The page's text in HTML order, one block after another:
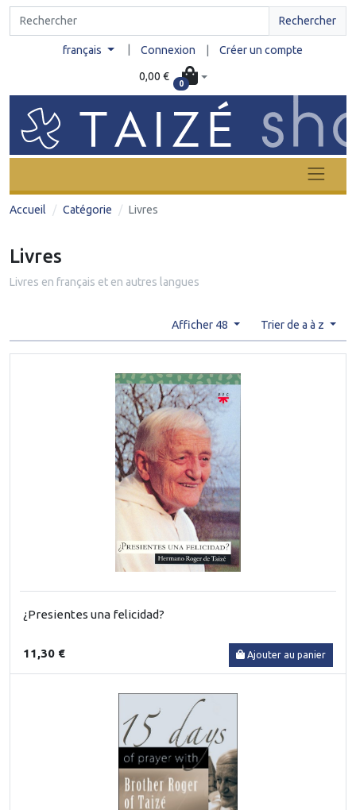
Rechercher
français Connexion Créer un compte
0,00 €
0
Accueil Catégorie Livres
Livres
Livres en français et en autres langues
Afficher 48 Trier de a à z
¿Presientes una felicidad?
11,30 € Ajouter au panier